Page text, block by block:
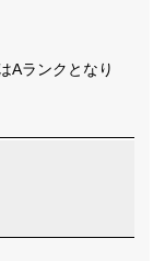
Aランクとなり